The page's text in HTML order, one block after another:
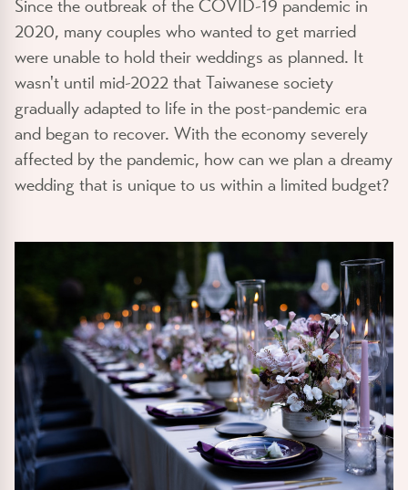
Since the outbreak of the COVID-19 pandemic in
2020, many couples who wanted to get married
were unable to hold their weddings as planned. It
wasn't until mid-2022 that Taiwanese society
gradually adapted to life in the post-pandemic era
and began to recover. With the economy severely
affected by the pandemic, how can we plan a dreamy
wedding that is unique to us within a limited budget?